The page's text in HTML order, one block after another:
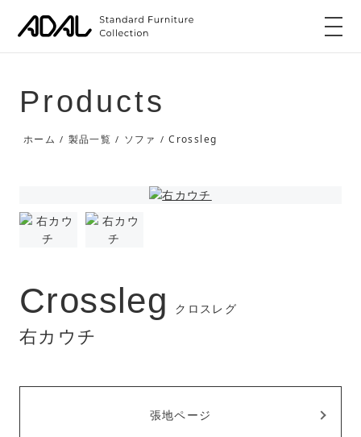
Products
ホーム / 製品一覧 / ソファ / Crossleg
Crossleg クロスレグ
右カウチ
張地ページ